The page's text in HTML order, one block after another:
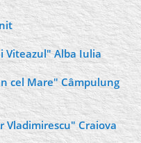
Viteazul" Alba Iulia
cel Mare" Câmpulung
Vladimirescu" Craiova